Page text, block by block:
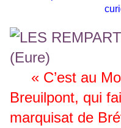
« C’est au
Breuilpont, qui
marquisat de